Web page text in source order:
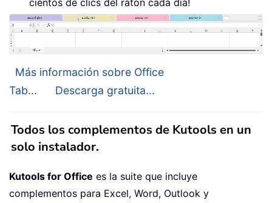
cientos de clics del ratón cada día!
Más información sobre Office
Tab...
Descarga gratuita...
Todos los complementos de Kutools en un
solo instalador.
Kutools for Office es la suite que incluye
complementos para Excel, Word, Outlook y